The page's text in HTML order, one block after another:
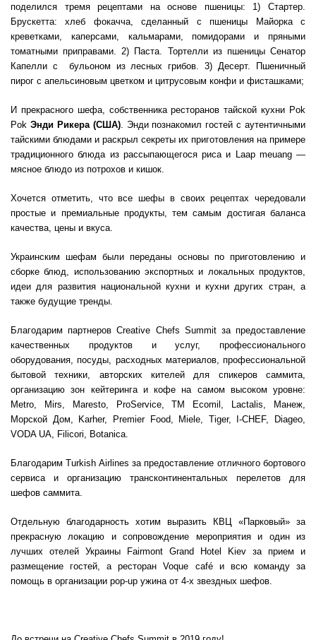
поделился тремя рецептами на основе пшеницы: 1) Стартер.
Брускетта: хлеб фокачча, сделанный с пшеницы Майорка с
креветками, каперсами, кальмарами, помидорами и пряными
томатными приправами. 2) Паста. Тортелли из пшеницы Сенатор
Капелли с бульоном из лесных грибов. 3) Десерт. Пшеничный
пирог с апельсиновым цветком и цитрусовым конфи и фисташками;
И прекрасного шефа, собственника ресторанов тайской кухни Pok
Pok Энди Рикера (США). Энди познакомил гостей с аутентичными
тайскими блюдами и раскрыл секреты их приготовления на примере
традиционного блюда из рассыпающегося риса и Laap meuang —
мясное блюдо из потрохов и кишок.
Хочется отметить, что все шефы в своих рецептах чередовали
простые и премиальные продукты, тем самым достигая баланса
качества, цены и вкуса.
Украинским шефам были переданы основы по приготовлению и
сборке блюд, использованию экспортных и локальных продуктов,
идеи для развития национальной кухни и кухни других стран, а
также будущие тренды.
Благодарим партнеров Creative Chefs Summit за предоставление
качественных продуктов и услуг, профессионального
оборудования, посуды, расходных материалов, профессиональной
бытовой техники, авторских кителей для спикеров саммита,
организацию зон кейтеринга и кофе на самом высоком уровне:
Metro, Mirs, Maresto, ProService, TM Ecomil, Lactalis, Манеж,
Морской Дом, Karher, Premier Food, Miele, Tiger, I-CHEF, Diageo,
VODA UA, Filicori, Botanica.
Благодарим Turkish Airlines за предоставление отличного бортового
сервиса и организацию трансконтинентальных перелетов для
шефов саммита.
Отдельную благодарность хотим выразить КВЦ «Парковый» за
прекрасную локацию и сопровождение мероприятия и один из
лучших отелей Украины Fairmont Grand Hotel Kiev за прием и
размещение гостей, а ресторан Voque café и всю команду за
помощь в организации pop-up ужина от 4-х звездных шефов.